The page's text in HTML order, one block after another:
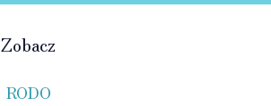
Zobacz
RODO